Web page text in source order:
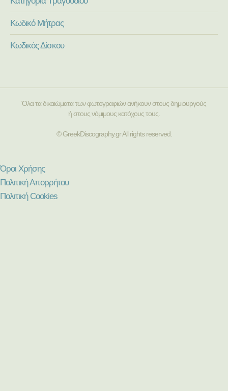
Κωδικό Μήτρας
Κωδικός Δίσκου
Όλα τα δικαιώματα των φωτογραφιών ανήκουν στους δημιουργούς
ή στους νόμιμους κατόχους τους.
© GreekDiscography.gr All rights reserved.
Όροι Χρήσης
Πολιτική Απορρήτου
Πολιτική Cookies